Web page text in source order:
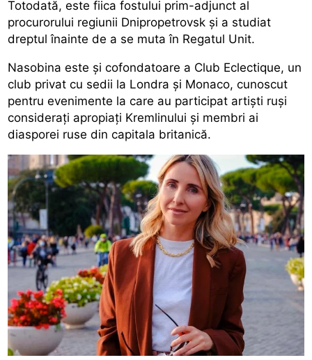
Totodată, este fiica fostului prim-adjunct al
procurorului regiunii Dnipropetrovsk și a studiat
dreptul înainte de a se muta în Regatul Unit.
Nasobina este și cofondatoare a Club Eclectique, un
club privat cu sedii la Londra și Monaco, cunoscut
pentru evenimente la care au participat artiști ruși
considerați apropiați Kremlinului și membri ai
diasporei ruse din capitala britanică.